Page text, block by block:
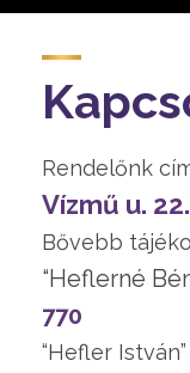
Rendelőnk
Vízmű u.
Bővebb
“Heflerné
770
“Hefler